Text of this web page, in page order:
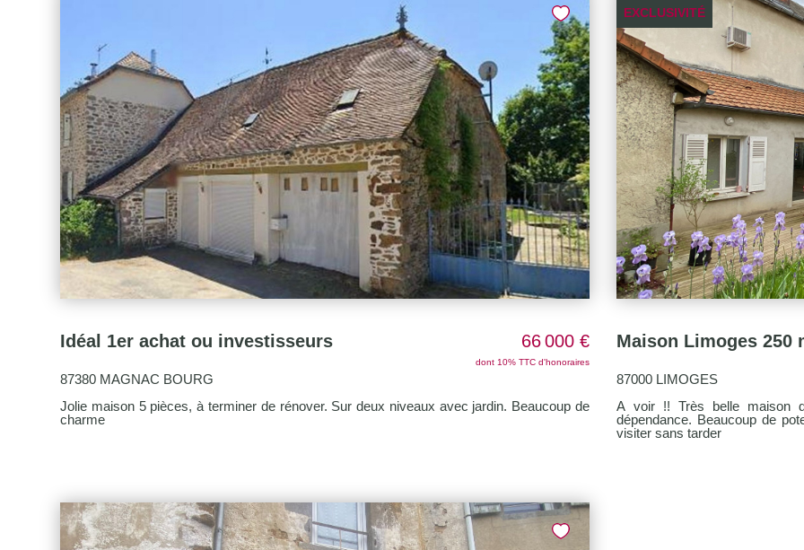
Idéal 1er achat ou investisseurs 66 000 €
dont 10% TTC d'honoraires
87380 MAGNAC BOURG
Jolie maison 5 pièces, à terminer de rénover. Sur deux niveaux avec jardin. Beaucoup de
charme
EXCLUSIVITÉ
Maison Limoges 250
87000 LIMOGES
A voir !! Très belle maison
dépendance. Beaucoup de
visiter sans tarder